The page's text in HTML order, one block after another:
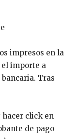
impresos en la
importe a
Tras
hacer click en
de pago